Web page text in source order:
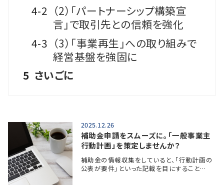
4-2 （2）「パートナーシップ構築宣
言」で取引先との信頼を強化
4-3 （3）「事業再生」への取り組みで
経営基盤を強固に
5 さいごに
2025.12.26
補助金申請をスムーズに。「一般事業主
行動計画」を策定しませんか？
補助金の情報収集をしていると、「行動計画の
公表が要件」といった記載を目にすること…